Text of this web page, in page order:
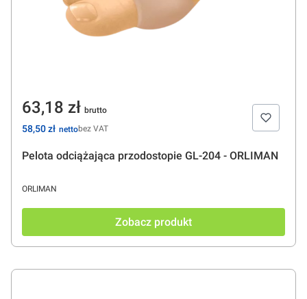
Pelota odciążająca przodostopie GL-204 - ORLIMAN
PRODUCENT
ORLIMAN
Cena
63,18 zł
Cena
58,50 zł bez VAT
Zobacz produkt